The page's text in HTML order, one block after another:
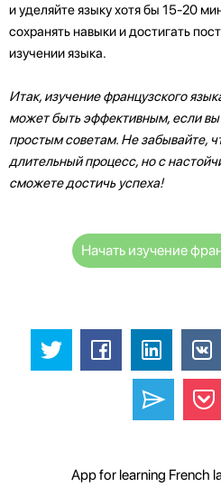
и уделяйте языку хотя бы 15-20
сохранять навыки и достигать
изучении языка.
Итак, изучение французского
может быть эффективным, если
простым советам. Не забывайте,
длительный процесс, но с
сможете достичь успеха!
Начать изучение
App for learning French